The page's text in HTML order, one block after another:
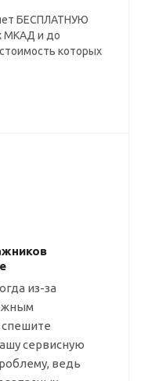
БЕСПЛАТНУЮ
МКАД и до
которых
из-за
спешите
сервисную
ведь